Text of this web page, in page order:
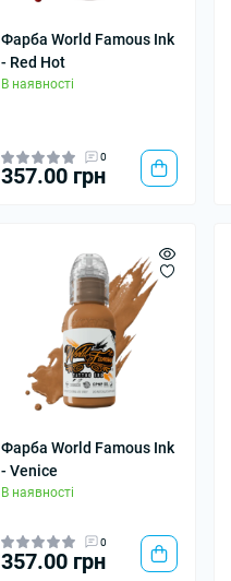
Фарба World Famous Ink
- Red Hot
В наявності
0
357.00 грн
Фарба World Famous Ink
- Venice
В наявності
0
357.00 грн